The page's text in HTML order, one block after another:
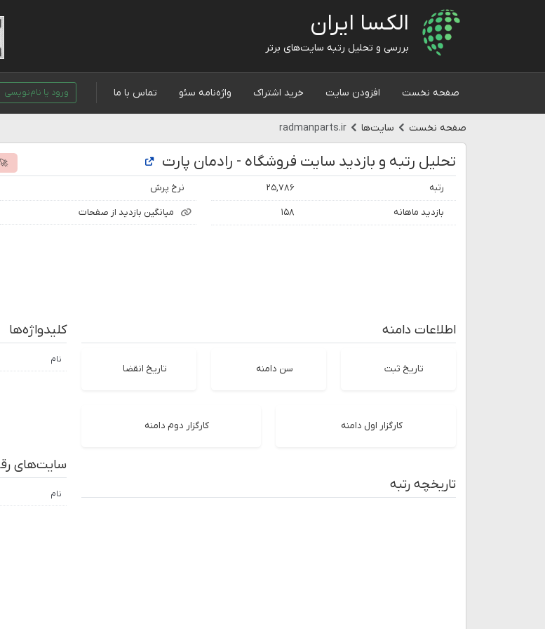
الکسا ایران
بررسی و تحلیل رتبه سایت‌های برتر
صفحه نخست افزودن سایت خرید اشتراک واژه‌نامه سئو تماس با ما ورود یا نام‌نویسی
صفحه نخست سایت‌ها radmanparts.ir
تحلیل رتبه و بازدید سایت فروشگاه - رادمان پارت
رتبه ۲۵,۷۸۶
بازدید ماهانه ۱۵۸
نرخ پرش
میانگین بازدید از صفحات
اطلاعات دامنه
تاریخ ثبت سن دامنه تاریخ انقضا
کارگزار اول دامنه کارگزار دوم دامنه
کلیدواژه‌ها
نام
تاریخچه رتبه
سایت‌های
نام